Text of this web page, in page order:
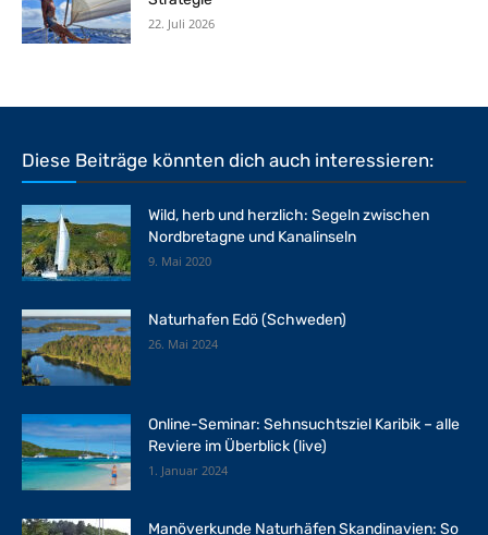
22. Juli 2026
Diese Beiträge könnten dich auch interessieren:
Wild, herb und herzlich: Segeln zwischen
Nordbretagne und Kanalinseln
9. Mai 2020
Naturhafen Edö (Schweden)
26. Mai 2024
Online-Seminar: Sehnsuchtsziel Karibik – alle
Reviere im Überblick (live)
1. Januar 2024
Manöverkunde Naturhäfen Skandinavien: So